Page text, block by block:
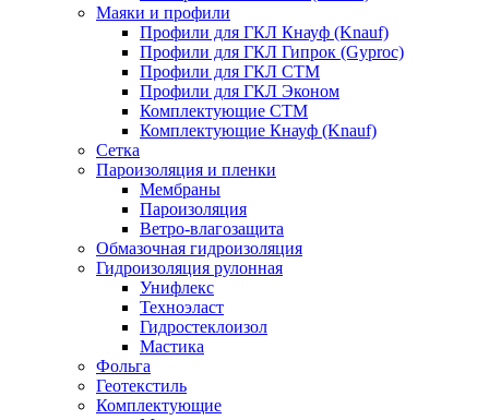
Маяки и профили
Профили для ГКЛ Кнауф (Knauf)
Профили для ГКЛ Гипрок (Gyproc)
Профили для ГКЛ СТМ
Профили для ГКЛ Эконом
Комплектующие СТМ
Комплектующие Кнауф (Knauf)
Сетка
Пароизоляция и пленки
Мембраны
Пароизоляция
Ветро-влагозащита
Обмазочная гидроизоляция
Гидроизоляция рулонная
Унифлекс
Техноэласт
Гидростеклоизол
Мастика
Фольга
Геотекстиль
Комплектующие